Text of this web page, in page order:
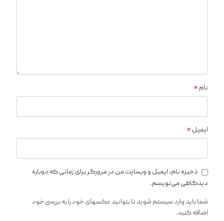
نام *
ایمیل *
ذخیره نام، ایمیل و وبسایت من در مرورگر برای زمانی که دوباره
دیدگاهی می‌نویسم.
شما باید وارد سیستم شوید تا بتوانید عکسهای خود را به بررسی خود
اضافه کنید.